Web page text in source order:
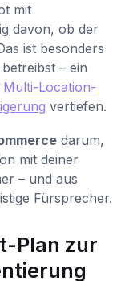
mit
davon, ob der
ist besonders
– ein
Multi-Location-
vertiefen.
darum,
mit deiner
– und aus
Fürsprecher.
Plan zur